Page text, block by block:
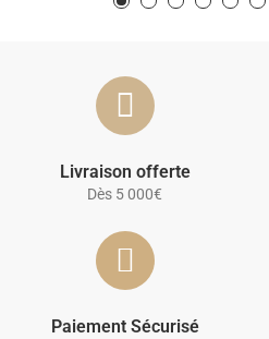
Livraison offerte
Dès 5 000€
Paiement Sécurisé